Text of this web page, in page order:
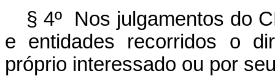
§ 4º Nos julgamentos do
e entidades recorridos o
próprio interessado ou por